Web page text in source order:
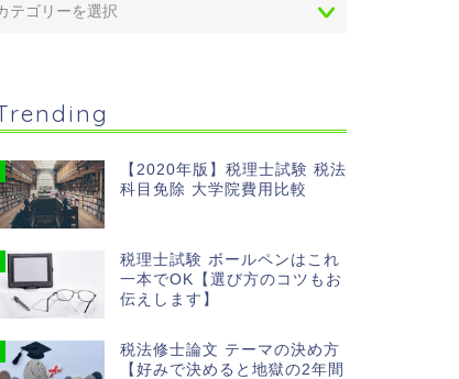
【2020年版】税理士試験 税法
科目免除 大学院費用比較
税理士試験 ボールペンはこれ
一本でOK【選び方のコツもお
伝えします】
税法修士論文 テーマの決め方
【好みで決めると地獄の2年間